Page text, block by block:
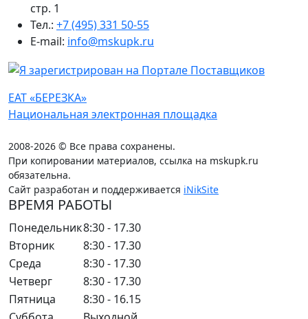
стр. 1
Тел.: +7 (495) 331 50-55
E-mail: info@mskupk.ru
ЕАТ «БЕРЕЗКА»
Национальная электронная площадка
2008-2026 © Все права сохранены.
При копировании материалов, ссылка на mskupk.ru
обязательна.
Сайт разработан и поддерживается iNikSite
ВРЕМЯ РАБОТЫ
Понедельник8:30 - 17.30
Вторник
8:30 - 17.30
Среда
8:30 - 17.30
Четверг
8:30 - 17.30
Пятница
8:30 - 16.15